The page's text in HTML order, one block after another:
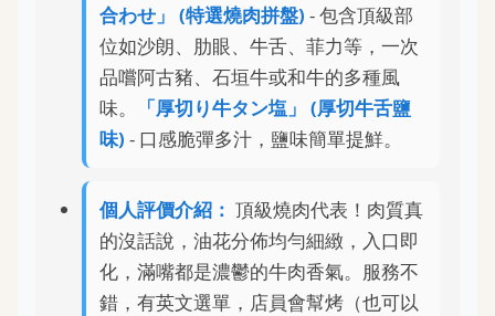
合わせ」 (特選燒肉拼盤) - 包含頂級部
位如沙朗、肋眼、牛舌、菲力等，一次
品嚐阿古豬、石垣牛或和牛的多種風
味。
「厚切り牛タン塩」 (厚切牛舌鹽
味) - 口感脆彈多汁，鹽味簡單提鮮。
個人評價介紹： 頂級燒肉代表！肉質真
的沒話說，油花分佈均勻細緻，入口即
化，滿嘴都是濃鬱的牛肉香氣。服務不
錯，有英文選單，店員會幫烤（也可以